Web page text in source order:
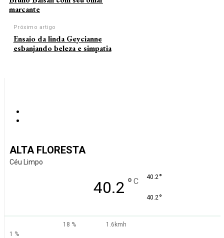
marcante
Próximo artigo
Ensaio da linda Geycianne
esbanjando beleza e simpatia
ALTA FLORESTA
Céu Limpo
40.2 ° C 40.2°
40.2°
18 %
1.6kmh
1 %